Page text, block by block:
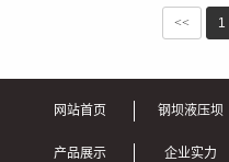
<< 1
网站首页 钢坝液压坝
产品展示 企业实力